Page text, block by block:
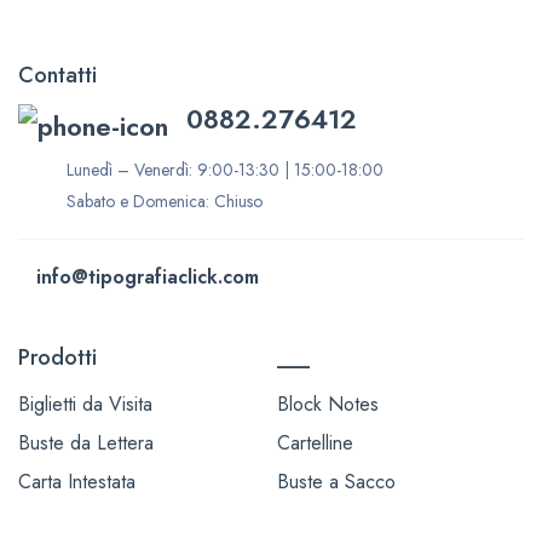
Contatti
0882.276412
Lunedì – Venerdì: 9:00-13:30 | 15:00-18:00
Sabato e Domenica: Chiuso
info@tipografiaclick.com
Prodotti
Biglietti da Visita
Buste da Lettera
Carta Intestata
Block Notes
Cartelline
Buste a Sacco